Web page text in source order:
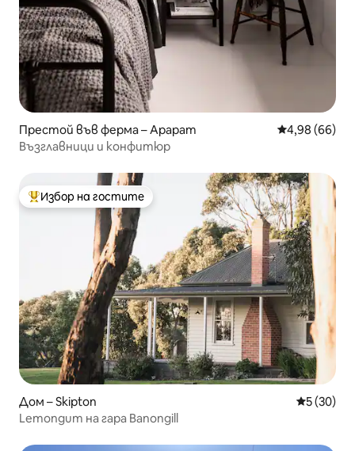
Престой във ферма – Арарат Средна
4,98 (66)
Възглавници и конфитюр
Най-популярен избор на гостите
Избор на гостите
Дом – Skipton Средна
5 (30)
Lemongum на гара Banongill